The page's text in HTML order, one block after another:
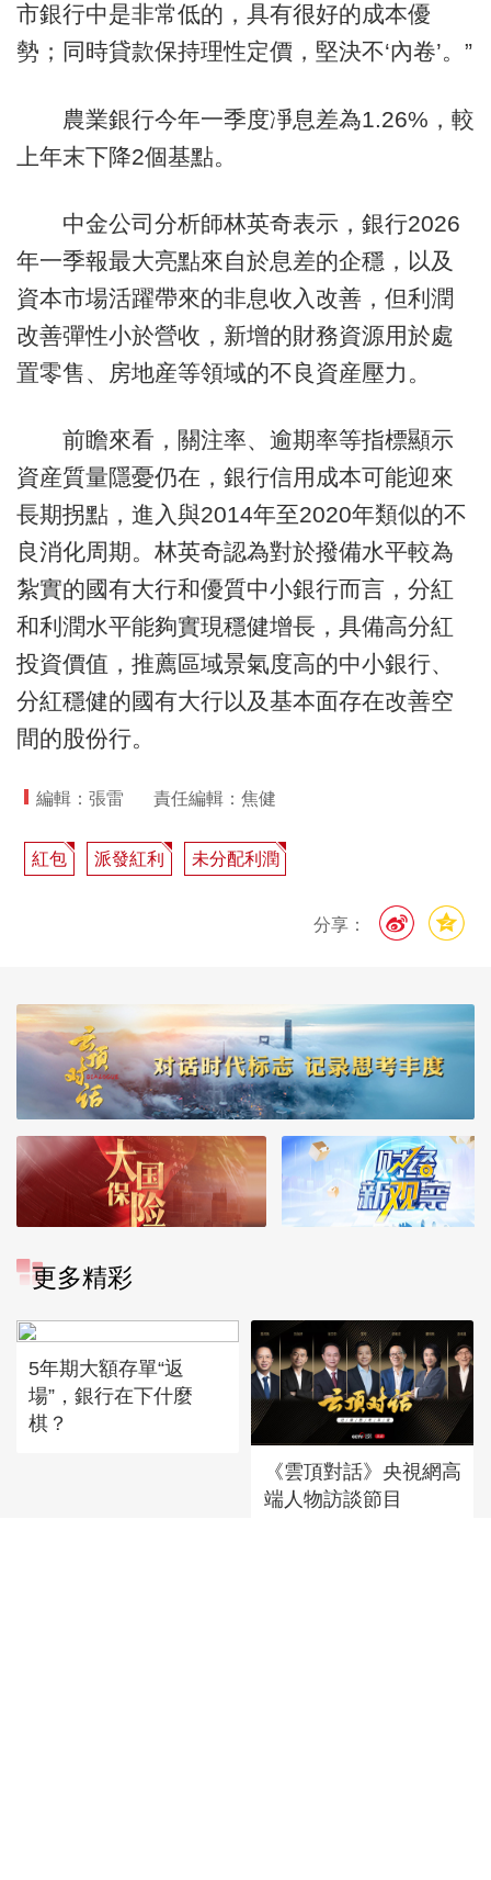
市銀行中是非常低的，具有很好的成本優
勢；同時貸款保持理性定價，堅決不‘內卷’。”
農業銀行今年一季度凈息差為1.26%，較
上年末下降2個基點。
中金公司分析師林英奇表示，銀行2026
年一季報最大亮點來自於息差的企穩，以及
資本市場活躍帶來的非息收入改善，但利潤
改善彈性小於營收，新增的財務資源用於處
置零售、房地産等領域的不良資産壓力。
前瞻來看，關注率、逾期率等指標顯示
資産質量隱憂仍在，銀行信用成本可能迎來
長期拐點，進入與2014年至2020年類似的不
良消化周期。林英奇認為對於撥備水平較為
紮實的國有大行和優質中小銀行而言，分紅
和利潤水平能夠實現穩健增長，具備高分紅
投資價值，推薦區域景氣度高的中小銀行、
分紅穩健的國有大行以及基本面存在改善空
間的股份行。
編輯：張雷 責任編輯：焦健
紅包 派發紅利 未分配利潤
分享：
更多精彩
5年期大額存單“返
場”，銀行在下什麼
棋？
《雲頂對話》央視網高
端人物訪談節目